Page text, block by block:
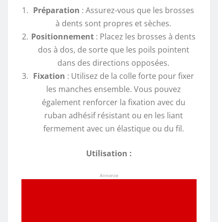
Préparation : Assurez-vous que les brosses
à dents sont propres et sèches.
Positionnement : Placez les brosses à dents
dos à dos, de sorte que les poils pointent
dans des directions opposées.
Fixation : Utilisez de la colle forte pour fixer
les manches ensemble. Vous pouvez
également renforcer la fixation avec du
ruban adhésif résistant ou en les liant
fermement avec un élastique ou du fil.
Utilisation :
Annonce